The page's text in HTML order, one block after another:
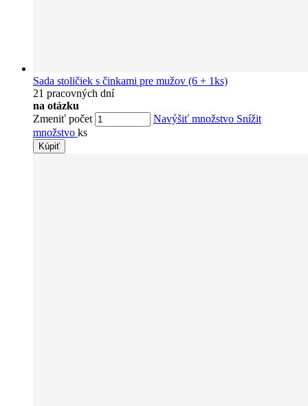
Sada stoličiek s činkami pre mužov (6 + 1ks)
21 pracovných dní
na otázku
Zmeniť počet
Navýšiť množstvo Snížit
množstvo ks
Kúpiť